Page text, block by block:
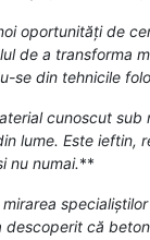
oportunități de
de a transforma
se din tehnicile
cunoscut
lume. Este ieftin,
nu numai.**
specialiștilor
descoperit că